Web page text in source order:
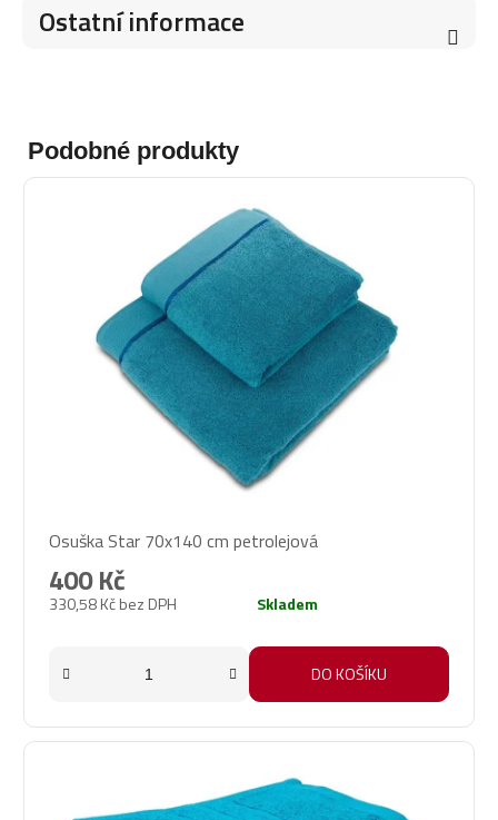
Ostatní informace
Podobné produkty
Osuška Star 70x140 cm petrolejová
330,58 Kč bez DPH
400 Kč
Skladem
DO KOŠÍKU